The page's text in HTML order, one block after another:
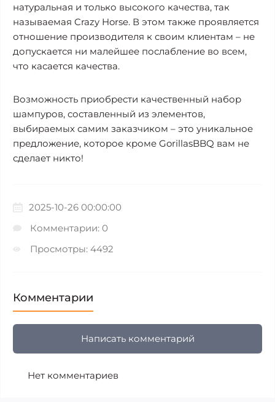
натуральная и только высокого качества, так
называемая Crazy Horse. В этом также проявляется
отношение производителя к своим клиентам – не
допускается ни малейшее послабление во всем,
что касается качества.
Возможность приобрести качественный набор
шампуров, составленный из элементов,
выбираемых самим заказчиком – это уникальное
предложение, которое кроме GorillasBBQ вам не
сделает никто!
2025-10-26 00:00:00
Комментарии: 0
Просмотры: 4492
Комментарии
Написать комментарий
Нет комментариев